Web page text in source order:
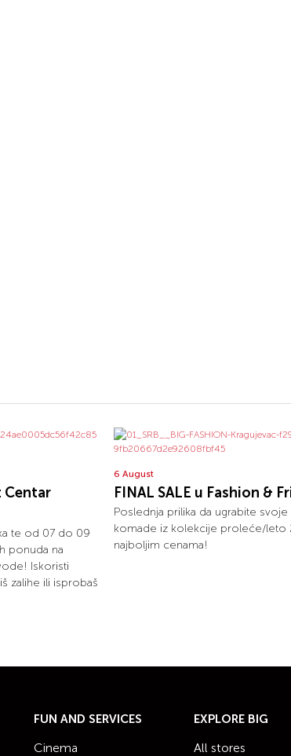
Centar
te od 07 do 09
ponuda na
Iskoristi
zalihe ili isprobaš
6 August
FINAL SALE u Fashion &
Poslednja prilika da ugrabite
komade iz kolekcije proleće/leto
najboljim cenama!
FUN AND SERVICES
Cinema
EXPLORE BIG
All stores